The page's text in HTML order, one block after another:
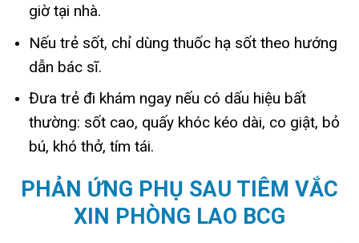
giờ tại nhà.
Nếu trẻ sốt, chỉ dùng thuốc hạ sốt theo hướng
dẫn bác sĩ.
Đưa trẻ đi khám ngay nếu có dấu hiệu bất
thường: sốt cao, quấy khóc kéo dài, co giật, bỏ
bú, khó thở, tím tái.
PHẢN ỨNG PHỤ SAU TIÊM VẮC
XIN PHÒNG LAO BCG